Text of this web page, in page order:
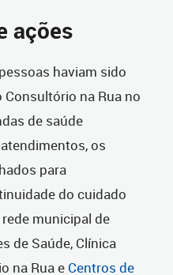
ações
haviam sido
na Rua no
de saúde
os
para
do cuidado
municipal de
de Saúde, Clínica
na Rua e Centros de